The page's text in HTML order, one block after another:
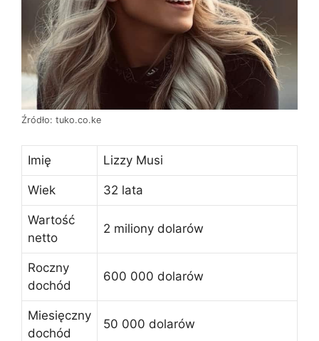
Źródło: tuko.co.ke
Imię Lizzy Musi
Wiek 32 lata
Wartość
netto
2 miliony dolarów
Roczny
dochód
600 000 dolarów
Miesięczny
dochód
50 000 dolarów